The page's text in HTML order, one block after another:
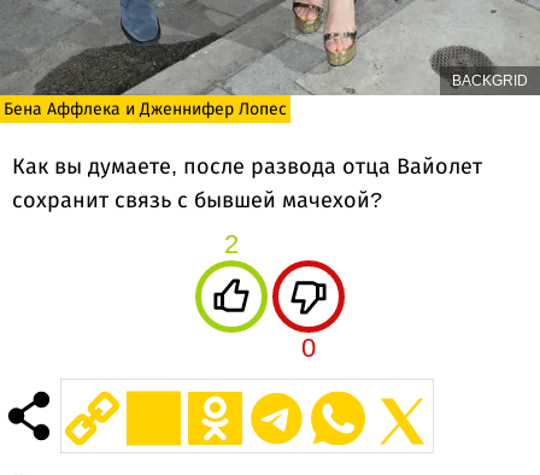
BACKGRID
Бена Аффлека и Дженнифер Лопес
Как вы думаете, после развода отца Вайолет
сохранит связь с бывшей мачехой?
2
0